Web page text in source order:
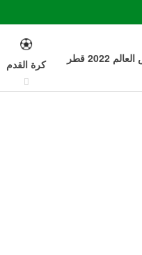
2022 قطر كرة القدم